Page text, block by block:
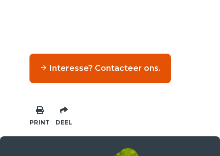
Interesse? Contacteer ons.
PRINT DEEL